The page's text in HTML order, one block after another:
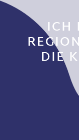
ICH
DIE